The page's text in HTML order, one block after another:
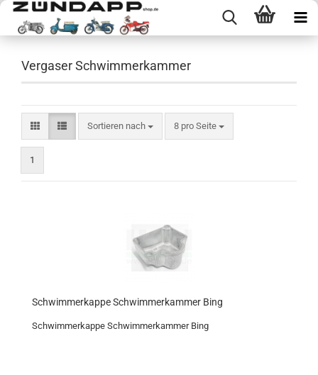
Vergaser Schwimmerkammer
Sortieren nach
Sortieren nach 8 pro Seite
pro Seite
1
Schwimmerkappe Schwimmerkammer Bing
Schwimmerkappe Schwimmerkammer Bing